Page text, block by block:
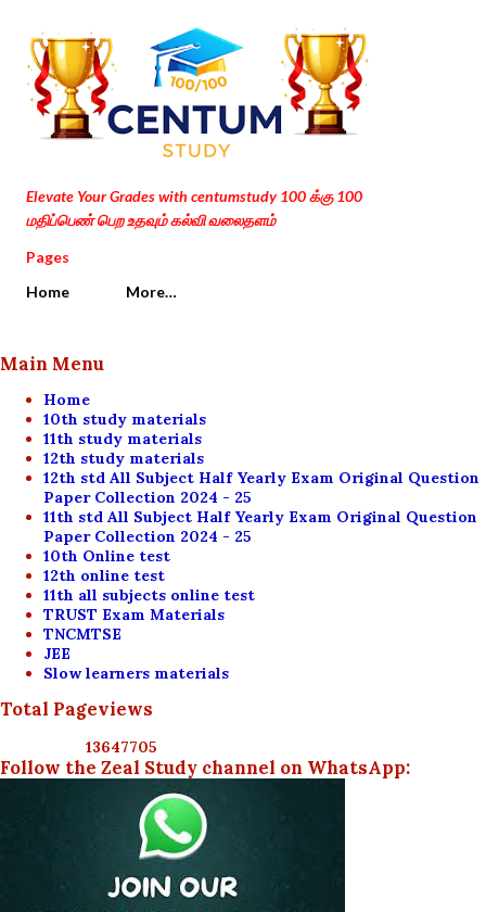
Skip to main content
Elevate Your Grades with centumstudy 100 க்கு 100
மதிப்பெண் பெற உதவும் கல்வி வலைதளம்
Pages
Home
More…
Main Menu
Home
10th study materials
11th study materials
12th study materials
12th std All Subject Half Yearly Exam Original Question
Paper Collection 2024 - 25
11th std All Subject Half Yearly Exam Original Question
Paper Collection 2024 - 25
10th Online test
12th online test
11th all subjects online test
TRUST Exam Materials
TNCMTSE
JEE
Slow learners materials
Total Pageviews
13647705
Follow the Zeal Study channel on WhatsApp: